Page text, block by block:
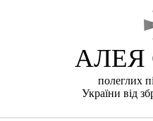
АЛЕЯ
полеглих
України від